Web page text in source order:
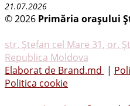
21.07.2026
© 2026 Primăria oraşului
str. Ştefan cel Mare 31, or.
Republica Moldova
Elaborat de Brand.md |
Politica cookie